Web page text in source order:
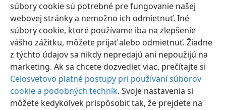
súbory cookie sú potrebné pre fungovanie našej
webovej stránky a nemožno ich odmietnuť. Iné
súbory cookie, ktoré používame iba na zlepšenie
vášho zážitku, môžete prijať alebo odmietnuť. Žiadne
z týchto údajov sa nikdy nepredajú ani nepoužijú na
marketing. Ak sa chcete dozvedieť viac, prečítajte si
Celosvetovo platné postupy pri používaní súborov
cookie a podobných techník. Svoje nastavenia si
môžete kedykoľvek prispôsobiť tak, že prejdete na
Slovenčina Nastavenia
Copyright © 2026 Watch Tower Bible and Tract Society of Pennsylvania
Podmienky používania Ochrana súkromia
Nastavenie súkromia
JW.ORG
Prihlásiť sa